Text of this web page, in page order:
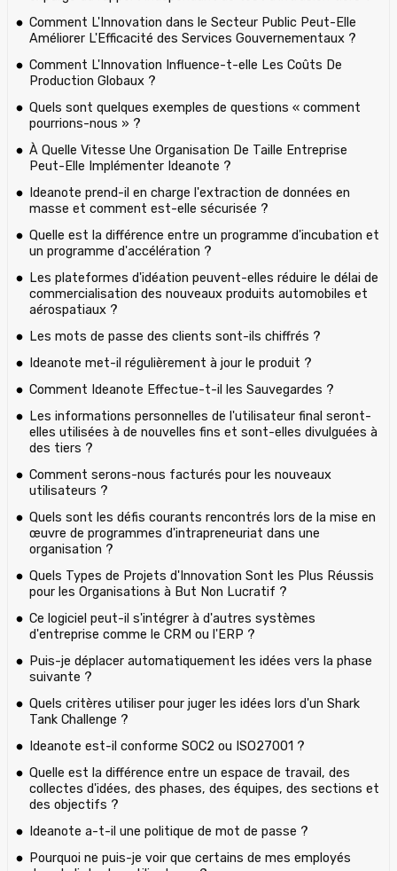
Comment L'Innovation dans le Secteur Public Peut-Elle
Améliorer L'Efficacité des Services Gouvernementaux ?
Comment L'Innovation Influence-t-elle Les Coûts De
Production Globaux ?
Quels sont quelques exemples de questions « comment
pourrions-nous » ?
À Quelle Vitesse Une Organisation De Taille Entreprise
Peut-Elle Implémenter Ideanote ?
Ideanote prend-il en charge l'extraction de données en
masse et comment est-elle sécurisée ?‍
Quelle est la différence entre un programme d'incubation et
un programme d'accélération ?
Les plateformes d'idéation peuvent-elles réduire le délai de
commercialisation des nouveaux produits automobiles et
aérospatiaux ?
Les mots de passe des clients sont-ils chiffrés ?
Ideanote met-il régulièrement à jour le produit ?
Comment Ideanote Effectue-t-il les Sauvegardes ?
Les informations personnelles de l'utilisateur final seront-
elles utilisées à de nouvelles fins et sont-elles divulguées à
des tiers ?
Comment serons-nous facturés pour les nouveaux
utilisateurs ?
Quels sont les défis courants rencontrés lors de la mise en
œuvre de programmes d'intrapreneuriat dans une
organisation ?
Quels Types de Projets d'Innovation Sont les Plus Réussis
pour les Organisations à But Non Lucratif ?
Ce logiciel peut-il s'intégrer à d'autres systèmes
d'entreprise comme le CRM ou l'ERP ?
Puis-je déplacer automatiquement les idées vers la phase
suivante ?
Quels critères utiliser pour juger les idées lors d'un Shark
Tank Challenge ?
Ideanote est-il conforme SOC2 ou ISO27001 ?
Quelle est la différence entre un espace de travail, des
collectes d'idées, des phases, des équipes, des sections et
des objectifs ?
Ideanote a-t-il une politique de mot de passe ?
Pourquoi ne puis-je voir que certains de mes employés